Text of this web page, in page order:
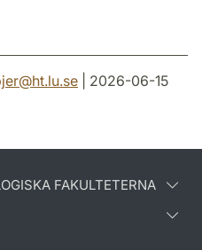
@ht.lu.se | 2026-06-15
FAKULTETERNA